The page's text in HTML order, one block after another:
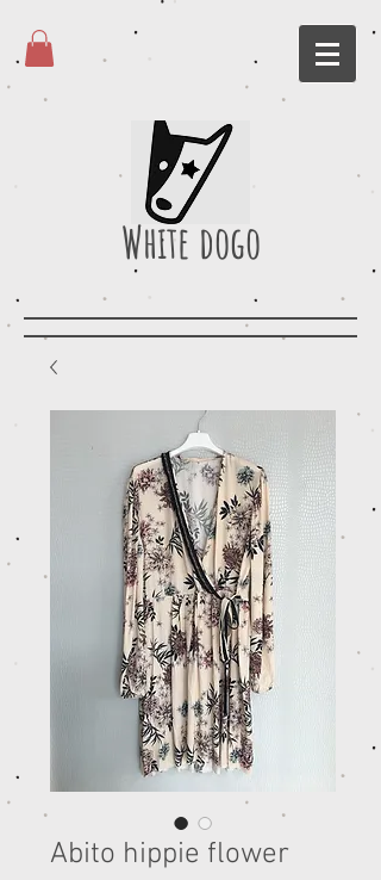
White dogo
Abito hippie flower